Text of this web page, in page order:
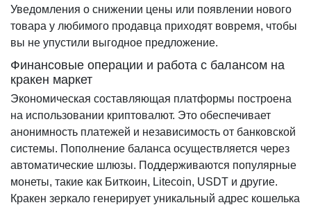
Уведомления о снижении цены или появлении нового
товара у любимого продавца приходят вовремя, чтобы
вы не упустили выгодное предложение.
Финансовые операции и работа с балансом на
кракен маркет
Экономическая составляющая платформы построена
на использовании криптовалют. Это обеспечивает
анонимность платежей и независимость от банковской
системы. Пополнение баланса осуществляется через
автоматические шлюзы. Поддерживаются популярные
монеты, такие как Биткоин, Litecoin, USDT и другие.
Кракен зеркало генерирует уникальный адрес кошелька